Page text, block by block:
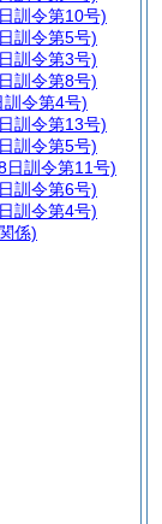
訓令第10号)
訓令第5号)
訓令第3号)
訓令第8号)
令第4号)
訓令第13号)
訓令第5号)
日訓令第11号)
訓令第6号)
訓令第4号)
係)